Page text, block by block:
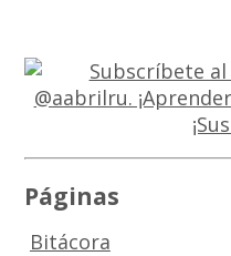
Páginas
Bitácora